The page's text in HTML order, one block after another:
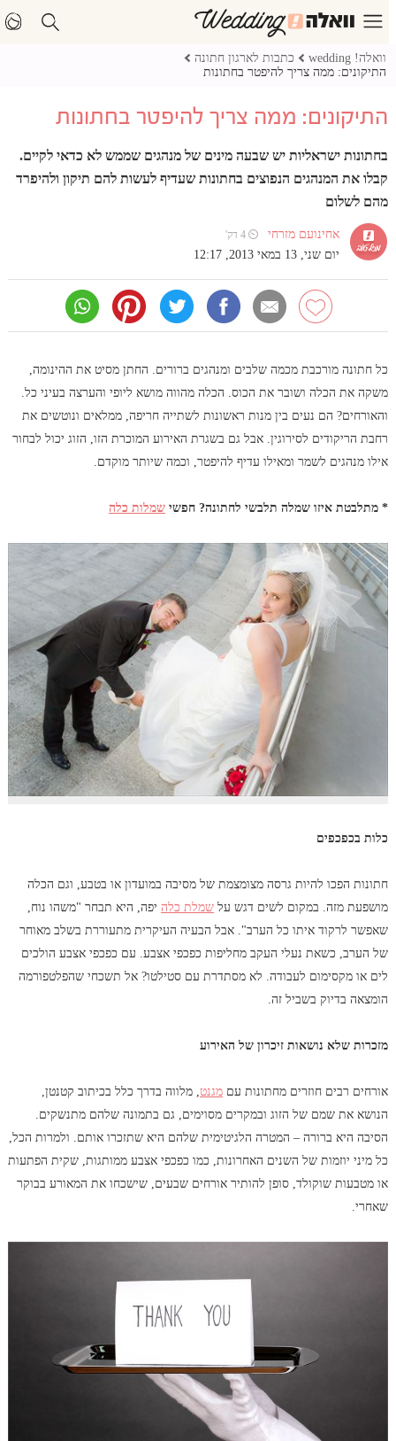
וואלה! wedding
כתבות לארגון חתונה
התיקונים: ממה צריך להיפטר בחתונות
התיקונים: ממה צריך להיפטר בחתונות
בחתונות ישראליות יש שבעה מינים של מנהגים שממש לא כדאי לקיים.
קבלו את המנהגים הנפוצים בחתונות שעדיף לעשות להם תיקון ולהיפרד
מהם לשלום
אחינועם מזרחי ⏲ 4 דק'
יום שני, 13 במאי 2013, 12:17
כל חתונה מורכבת מכמה שלבים ומנהגים ברורים. החתן מסיט את ההינומה,
משקה את הכלה ושובר את הכוס. הכלה מהווה מושא ליופי והערצה בעיני כל.
והאורחים? הם נעים בין מנות ראשונות לשתייה חריפה, ממלאים ונוטשים את
רחבת הריקודים לסירוגין. אבל גם בשגרת האירוע המוכרת הזו, הזוג יכול לבחור
אילו מנהגים לשמר ומאילו עדיף להיפטר, וכמה שיותר מוקדם.
* מתלבטת איזו שמלה תלבשי לחתונה? חפשישמלות כלה
כלות בכפכפים
חתונות הפכו להיות גרסה מצומצמת של מסיבה במועדון או בטבע, וגם הכלה
מושפעת מזה. במקום לשים דגש עלשמלת כלהיפה, היא תבחר "משהו נוח,
שאפשר לרקוד איתו כל הערב". אבל הבעיה העיקרית מתעוררת בשלב מאוחר
של הערב, כשאת נעלי העקב מחליפות כפכפי אצבע.עם כפכפי אצבע הולכים
לים או מקסימום לעבודה.לא מסתדרת עם סטילטו? אל תשכחי שהפלטפורמה
הומצאה בדיוק בשביל זה.
מזכרות שלא נושאות זיכרון של האירוע
אורחים רבים חוזרים מחתונות עםמגנט, מלווה בדרך כלל בכיתוב קטנטן,
הנושא את שמם של הזוג ובמקרים מסוימים, גם בתמונה שלהם מתנשקים.
הסיבה היא ברורה – המטרה הלגיטימית שלהם היא שתזכרו אותם. ולמרות הכל,
כל מיני יוזמות של השנים האחרונות, כמו כפכפי אצבע ממותגות, שקית הפתעות
או מטבעות שוקולד, סופן להותיר אורחים שבעים, שישכחו את המאורע בבוקר
שאחרי.